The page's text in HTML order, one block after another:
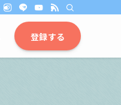
登録する